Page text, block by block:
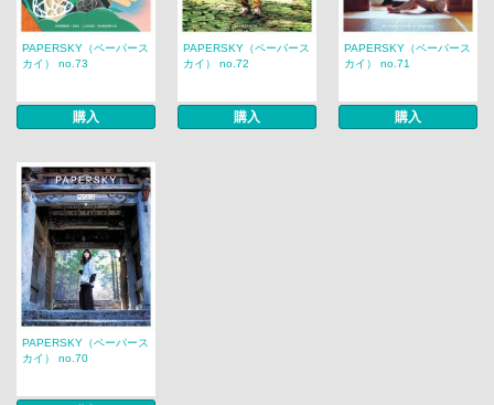
PAPERSKY（ペーパース
カイ） no.73
購入
PAPERSKY（ペーパース
カイ） no.72
購入
PAPERSKY（ペーパース
カイ） no.71
購入
PAPERSKY（ペーパース
カイ） no.70